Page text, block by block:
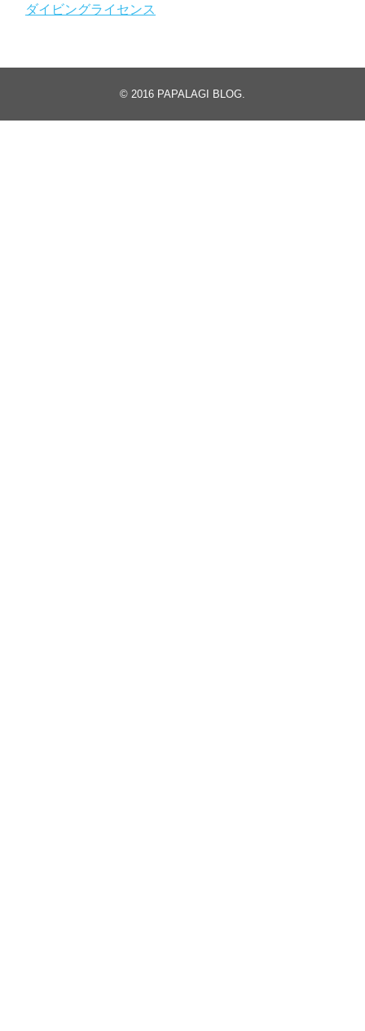
ダイビングライセンス
© 2016 PAPALAGI BLOG